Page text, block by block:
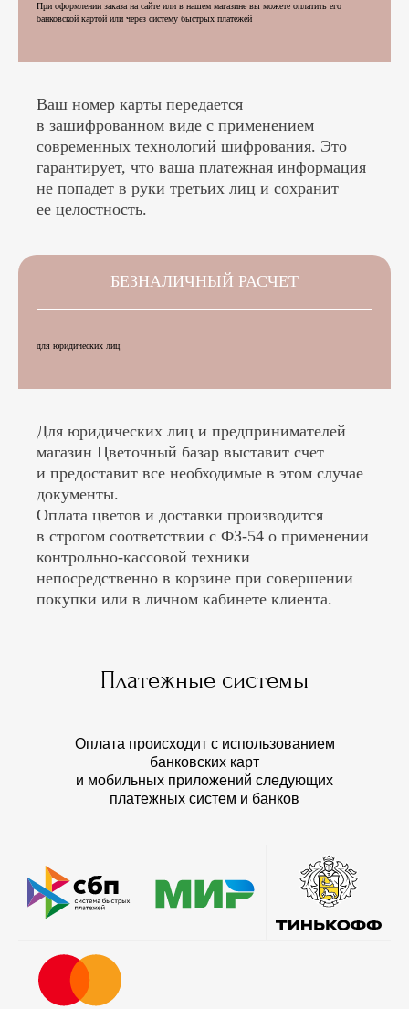
При оформлении заказа на сайте или в нашем магазине вы можете оплатить его
банковской картой или через систему быстрых платежей
Ваш номер карты передается
в зашифрованном виде с применением
современных технологий шифрования. Это
гарантирует, что ваша платежная информация
не попадет в руки третьих лиц и сохранит
ее целостность.
БЕЗНАЛИЧНЫЙ РАСЧЕТ
для юридических лиц
Для юридических лиц и предпринимателей
магазин Цветочный базар выставит счет
и предоставит все необходимые в этом случае
документы.
Оплата цветов и доставки производится
в строгом соответствии с ФЗ-54 о применении
контрольно-кассовой техники
непосредственно в корзине при совершении
покупки или в личном кабинете клиента.
Платежные системы
Оплата происходит с использованием
банковских карт
и мобильных приложений следующих
платежных систем и банков